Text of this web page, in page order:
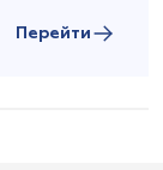
Перейти